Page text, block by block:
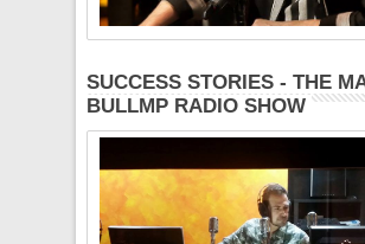
SUCCESS STORIES - THE
BULLMP RADIO SHOW